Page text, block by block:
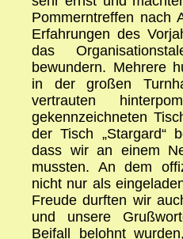
Pommerntreffen nach
Erfahrungen des
das
bewundern. Mehrere
in der großen
vertrauten
gekennzeichneten
der Tisch „Stargard“
dass wir an einem
mussten. An dem
nicht nur als
Freude durften wir
und unsere
Beifall belohnt